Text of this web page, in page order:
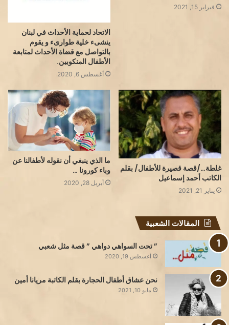
فبراير 15, 2021
الاتحاد لحماية الأحداث في لبنان
ينشىء خلية طوارىء و يقوم
بالتواصل مع قضاة الأحداث لمتابعة
الأطفال المنكوبين.
أغسطس 6, 2020
غلطة…/قصة قصيرة للأطفال/ بقلم
الكاتب أحمد إسماعيل
يناير 21, 2021
ما الذي ينبغي أن نقوله لأطفالنا عن
وباء كورونا …
أبريل 28, 2020
المقالات الشعبية
” تحت السواهي دواهي ” قصة مثل شعبي
أغسطس 19, 2020
نحن عشاق أطفال الحجارة بقلم الكاتبة مريانا أمين
مايو 10, 2021